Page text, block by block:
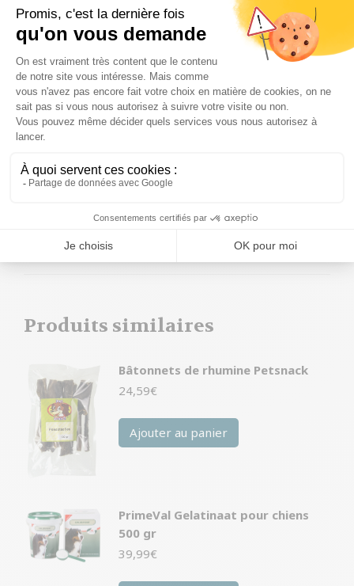
DS blanc.
Quelle est la composition du Rouleau DS blanc ?
Il est composé de 85% de protéines brutes, 0,5% de
matières grasses brutes, 0,5% de fibres brutes et
1,7% de cendres brutes. Il est fabriqué à partir de cuir
de buffle séché.
Offrez à votre chien le meilleur avec le Rouleau DS
chien commence par une bonne santé !
Produits similaires
Bâtonnets de rhumine Petsnack
24,59€
Ajouter au panier
PrimeVal Gelatinaat pour chiens
500 gr
39,99€